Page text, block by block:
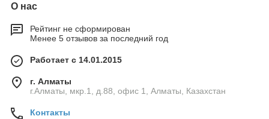
О нас
Рейтинг не сформирован
Менее 5 отзывов за последний год
Работает с 14.01.2015
г. Алматы
г.Алматы, мкр.1, д.88, офис 1, Алматы, Казахстан
Контакты